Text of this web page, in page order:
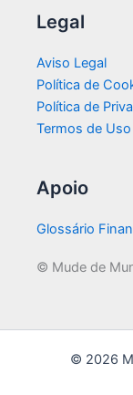
Legal
Aviso Legal
Política de
Política de
Termos de Uso
Apoio
Glossário
© Mude de
© 2026